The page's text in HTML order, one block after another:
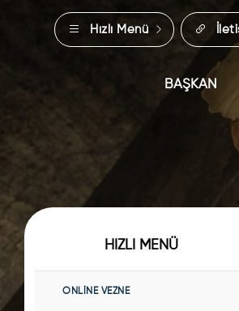
Hızlı Menü
BAŞKAN
HIZLI MENÜ
ONLINE VEZNE